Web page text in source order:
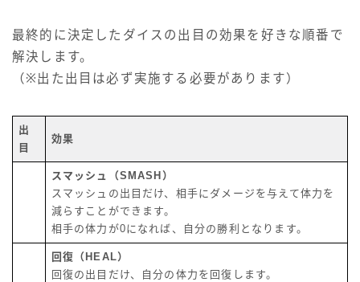
最終的に決定したダイスの出目の効果を好きな順番で
解決します。
（※出た出目は必ず実施する必要があります）
出
目
効果
スマッシュ（SMASH）
スマッシュの出目だけ、相手にダメージを与えて体力を
減らすことができます。
相手の体力が0になれば、自分の勝利となります。
回復（HEAL）
回復の出目だけ、自分の体力を回復します。